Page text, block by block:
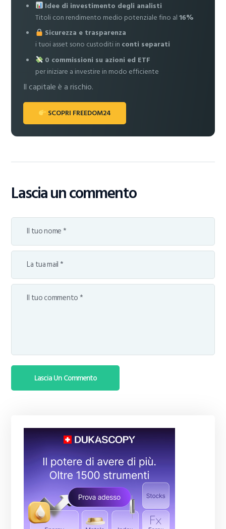
Idee di investimento degli analisti
Titoli con rendimento medio potenziale fino al16%
Sicurezza e trasparenza
i tuoi asset sono custoditi in conti separati
0 commissioni su azioni ed ETF
per iniziare a investire in modo efficiente
Il capitale è a rischio.
SCOPRI FREEDOM24
Lascia un commento